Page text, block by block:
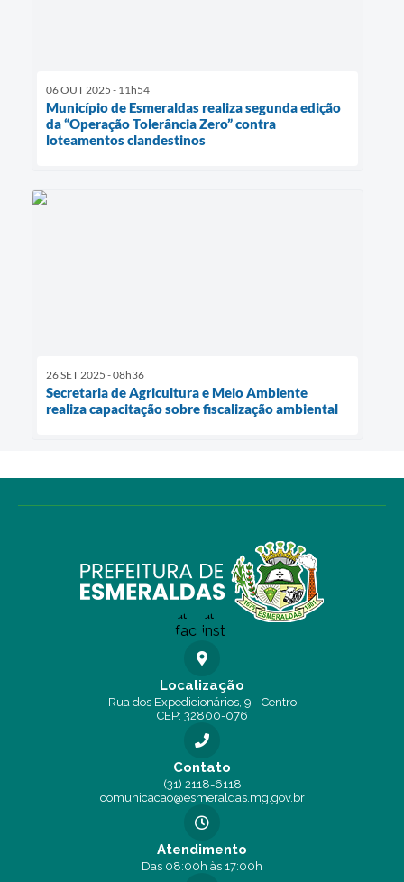
06 OUT 2025 - 11h54
Município de Esmeraldas realiza segunda edição
da “Operação Tolerância Zero” contra
loteamentos clandestinos
26 SET 2025 - 08h36
Secretaria de Agricultura e Meio Ambiente
realiza capacitação sobre fiscalização ambiental
Localização
Rua dos Expedicionários, 9 - Centro
CEP: 32800-076
Contato
(31) 2118-6118
comunicacao@esmeraldas.mg.gov.br
Atendimento
Das 08:00h às 17:00h